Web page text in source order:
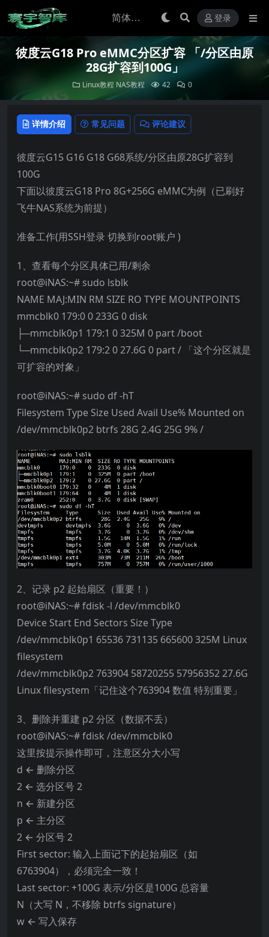
登录
彼度云G18 Pro eMMC分区扩容 「/分区由原
28G扩容到100G」
Linux教程 NAS教程 42 0
详情介绍 常见问题 评论建议
彼度云G15 G16 G18 G68系统/分区由原28G扩容到
100G
下面以彼度云G18 Pro 8G+256G eMMC为例（已刷好
飞牛NAS系统为前提）
准备工作(用SSH登录 切换到root账户 )
1、查看每个分区具体已用/剩余
root@iNAS:~# sudo lsblk
NAME MAJ:MIN RM SIZE RO TYPE MOUNTPOINTS
mmcblk0 179:0 0 233G 0 disk
├─mmcblk0p1 179:1 0 325M 0 part /boot
└─mmcblk0p2 179:2 0 27.6G 0 part / 「这个分区就是
可扩容的对象」
root@iNAS:~# sudo df -hT
Filesystem Type Size Used Avail Use% Mounted on
/dev/mmcblk0p2 btrfs 28G 2.4G 25G 9% /
2、记录 p2 起始扇区（重要！）
root@iNAS:~# fdisk -l /dev/mmcblk0
Device Start End Sectors Size Type
/dev/mmcblk0p1 65536 731135 665600 325M Linux
filesystem
/dev/mmcblk0p2 763904 58720255 57956352 27.6G
Linux filesystem「记住这个763904 数值 特别重要」
3、删除并重建 p2 分区（数据不丢）
root@iNAS:~# fdisk /dev/mmcblk0
这里按提示操作即可，注意区分大小写
d ← 删除分区
2 ← 选分区号 2
n ← 新建分区
p ← 主分区
2 ← 分区号 2
First sector: 输入上面记下的起始扇区（如
6763904），必须完全一致！
Last sector: +100G 表示/分区是100G 总容量
N（大写 N，不移除 btrfs signature）
w ← 写入保存